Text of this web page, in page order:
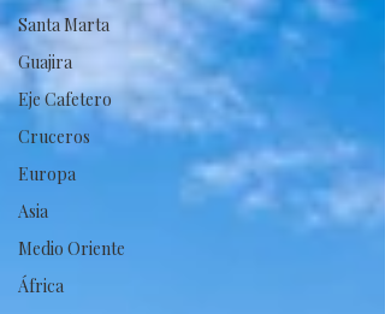
Santa Marta
Guajira
Eje Cafetero
Cruceros
Europa
Asia
Medio Oriente
África